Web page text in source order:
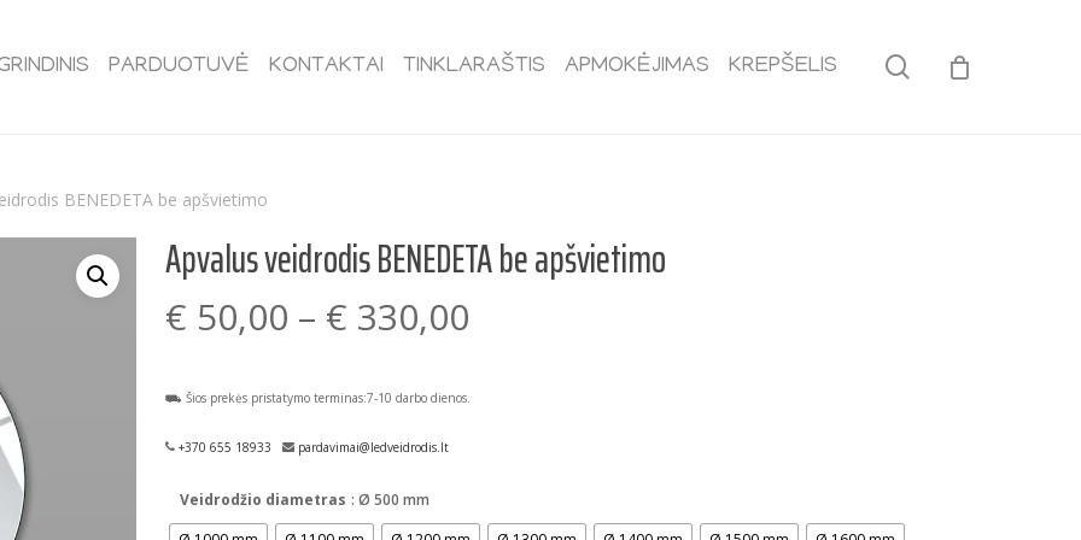
PARDUOTUVĖ KONTAKTAI TINKLARAŠTIS APMOKĖJIMAS KREPŠELIS search
BENEDETA be apšvietimo
Apvalus veidrodis BENEDETA be apšvietimo
€ 50,00 – € 330,00Price
⛟ Šios prekės pristatymo terminas:7-10 darbo dienos.
+370 655 18933 pardavimai@ledveidrodis.lt
Veidrodžio diametras : Ø 500 mm